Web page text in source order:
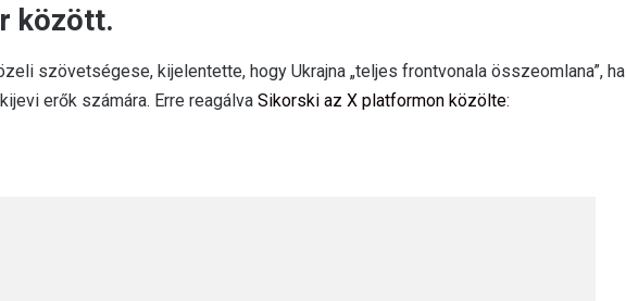
között.​
szövetségese, kijelentette, hogy Ukrajna „teljes frontvonala összeomlana”, ha
erők számára. Erre reagálva Sikorski az X platformon közölte: